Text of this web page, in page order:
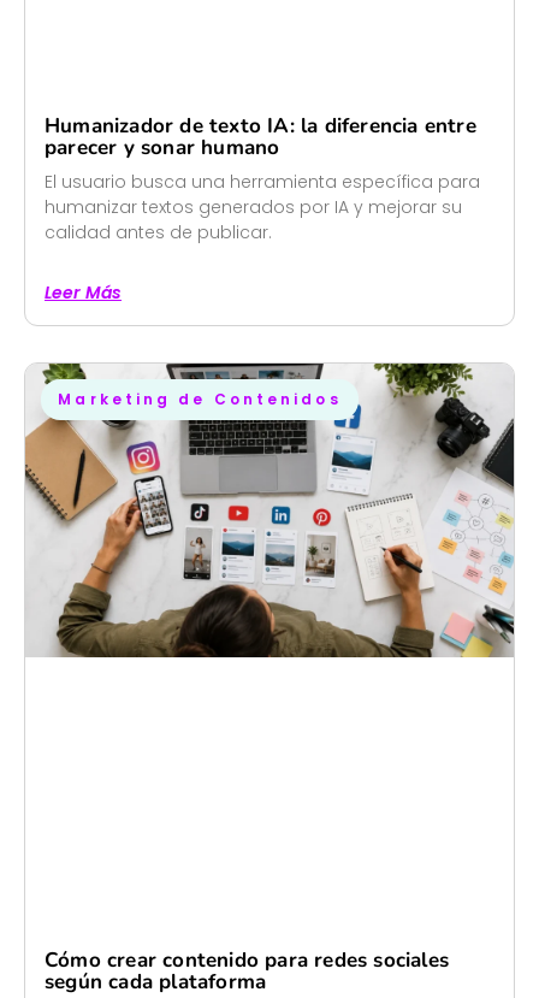
Humanizador de texto IA: la diferencia entre
parecer y sonar humano
El usuario busca una herramienta específica para
humanizar textos generados por IA y mejorar su
calidad antes de publicar.
Leer Más
Marketing de Contenidos
Cómo crear contenido para redes sociales
según cada plataforma